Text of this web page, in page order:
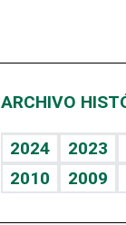
ARCHIVO
2024 2023
2010
2009